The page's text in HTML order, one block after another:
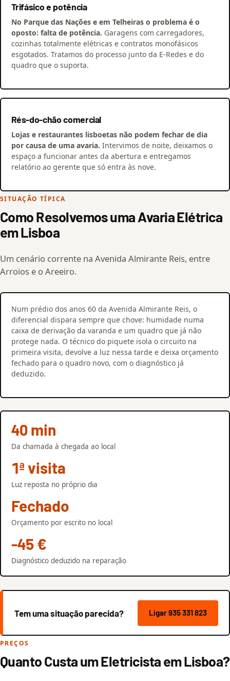
Trifásico e potência
No Parque das Nações e em Telheiras o problema é o
oposto: falta de potência. Garagens com carregadores,
cozinhas totalmente elétricas e contratos monofásicos
esgotados. Tratamos do processo junto da E-Redes e do
quadro que o suporta.
Rés-do-chão comercial
Lojas e restaurantes lisboetas não podem fechar de dia
por causa de uma avaria. Intervimos de noite, deixamos o
espaço a funcionar antes da abertura e entregamos
relatório ao gerente que só entra às nove.
SITUAÇÃO TÍPICA
Como Resolvemos uma Avaria Elétrica
em Lisboa
Um cenário corrente na Avenida Almirante Reis, entre
Arroios e o Areeiro.
Num prédio dos anos 60 da Avenida Almirante Reis, o
diferencial dispara sempre que chove: humidade numa
caixa de derivação da varanda e um quadro que já não
protege nada. O técnico do piquete isola o circuito na
primeira visita, devolve a luz nessa tarde e deixa orçamento
fechado para o quadro novo, com o diagnóstico já
deduzido.
40 min
Da chamada à chegada ao local
1ª visita
Luz reposta no próprio dia
Fechado
Orçamento por escrito no local
-45 €
Diagnóstico deduzido na reparação
Tem uma situação parecida? Ligar 935 331 823
PREÇOS
Quanto Custa um Eletricista em Lisboa?